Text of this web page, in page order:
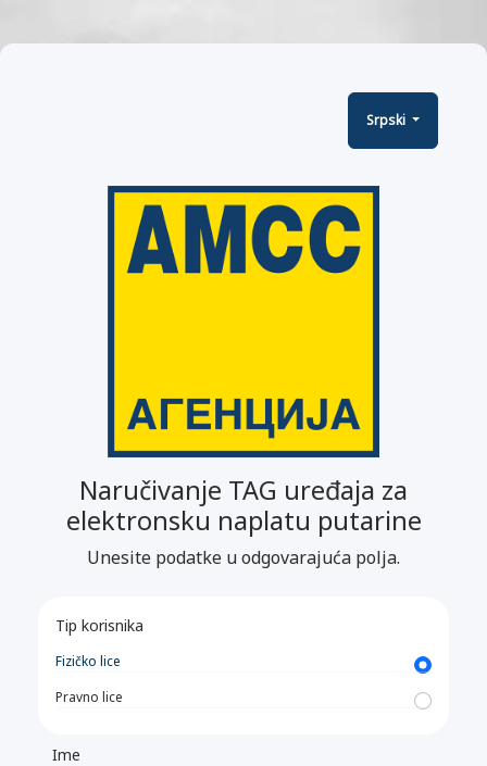
Srpski
Naručivanje TAG uređaja za
elektronsku naplatu putarine
Unesite podatke u odgovarajuća polja.
Tip korisnika
Fizičko lice
Pravno lice
Ime